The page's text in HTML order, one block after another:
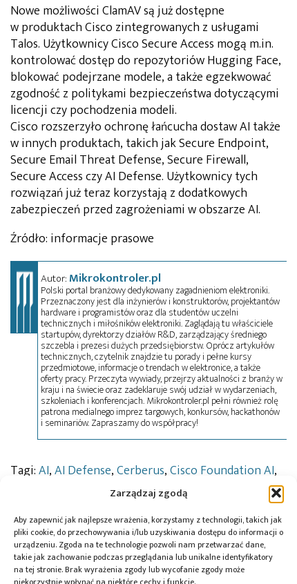
Zarządzaj zgodą
Aby zapewnić jak najlepsze wrażenia, korzystamy z technologii, takich jak
pliki cookie, do przechowywania i/lub uzyskiwania dostępu do informacji o
urządzeniu. Zgoda na te technologie pozwoli nam przetwarzać dane,
takie jak zachowanie podczas przeglądania lub unikalne identyfikatory
na tej stronie. Brak wyrażenia zgody lub wycofanie zgody może
Nowe możliwości ClamAV są już dostępne
w produktach Cisco zintegrowanych z usługami
Talos. Użytkownicy Cisco Secure Access mogą m.in.
kontrolować dostęp do repozytoriów Hugging Face,
blokować podejrzane modele, a także egzekwować
zgodność z politykami bezpieczeństwa dotyczącymi
licencji czy pochodzenia modeli.
Cisco rozszerzyło ochronę łańcucha dostaw AI także
w innych produktach, takich jak Secure Endpoint,
Secure Email Threat Defense, Secure Firewall,
Secure Access czy AI Defense. Użytkownicy tych
rozwiązań już teraz korzystają z dodatkowych
zabezpieczeń przed zagrożeniami w obszarze AI.
Źródło: informacje prasowe
Autor:Mikrokontroler.pl
Polski portal branżowy dedykowany zagadnieniom elektroniki.
Przeznaczony jest dla inżynierów i konstruktorów, projektantów
hardware i programistów oraz dla studentów uczelni
technicznych i miłośników elektroniki. Zaglądają tu właściciele
startupów, dyrektorzy działów R&D, zarządzający średniego
szczebla i prezesi dużych przedsiębiorstw. Oprócz artykułów
technicznych, czytelnik znajdzie tu porady i pełne kursy
przedmiotowe, informacje o trendach w elektronice, a także
oferty pracy. Przeczyta wywiady, przejrzy aktualności z branży w
kraju i na świecie oraz zadeklaruje swój udział w wydarzeniach,
szkoleniach i konferencjach. Mikrokontroler.pl pełni również rolę
patrona medialnego imprez targowych, konkursów, hackathonów
i seminariów. Zapraszamy do współpracy!
Tagi:AI,AI Defense,Cerberus,Cisco Foundation AI,
łańcuch dostaw programiści Secure
Secure Email Threat Defense
Endpoint,Secure Firewall
Przeczytaj również: